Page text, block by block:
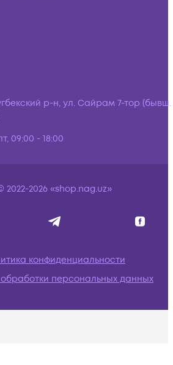
р-н, ул. Сайрам 7-тор (бывш.
09:00 - 18:00
2022-2026 «shop.nag.uz»
конфиденциальности
персональных данных